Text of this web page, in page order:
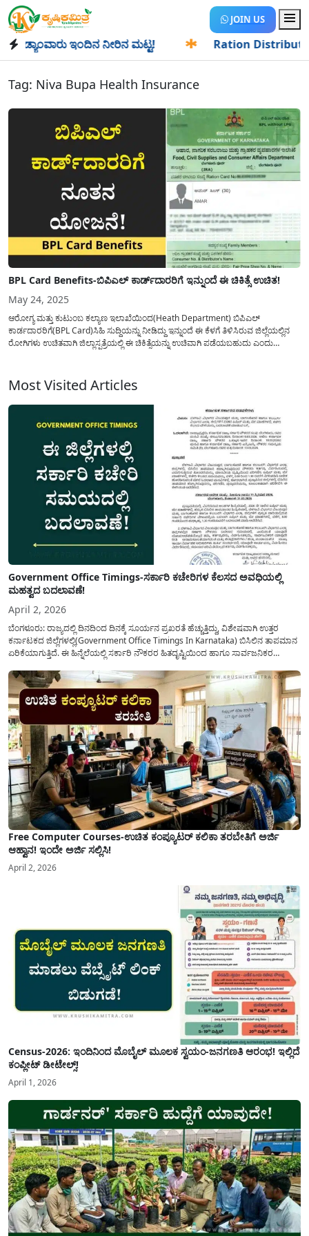
JOIN US
ಇಂದಿನ ನೀರಿನ ಮಟ್ಟ! Ration Distribution-
Tag: Niva Bupa Health Insurance
BPL Card Benefits-ಬಿಪಿಎಲ್‌ ಕಾರ್ಡ್‌ದಾರರಿಗೆ ಇನ್ನುಂದೆ ಈ ಚಿಕಿತ್ಸೆ ಉಚಿತ!
May 24, 2025
ಆರೋಗ್ಯ ಮತ್ತು ಕುಟುಂಬ ಕಲ್ಯಾಣ ಇಲಾಖೆಯಿಂದ(Heath Department) ಬಿಪಿಎಲ್
ಕಾರ್ಡದಾರರಿಗೆ(BPL Card)ಸಿಹಿ ಸುದ್ದಿಯನ್ನು ನೀಡಿದ್ದು ಇನ್ನುಂದೆ ಈ ಕೆಳಗೆ ತಿಳಿಸಿರುವ ಜಿಲ್ಲೆಯಲ್ಲಿನ
ರೋಗಿಗಳು ಉಚಿತವಾಗಿ ಜಿಲ್ಲಾಸ್ಪತ್ರೆಯಲ್ಲಿ ಈ ಚಿಕಿತ್ಸೆಯನ್ನು ಉಚಿವಾಗಿ ಪಡೆಯಬಹುದು ಎಂದು
Most Visited Articles
Government Office Timings-ಸರ್ಕಾರಿ ಕಚೇರಿಗಳ ಕೆಲಸದ ಅವಧಿಯಲ್ಲಿ
ಮಹತ್ವದ ಬದಲಾವಣೆ!
April 2, 2026
ಬೆಂಗಳೂರು: ರಾಜ್ಯದಲ್ಲಿ ದಿನದಿಂದ ದಿನಕ್ಕೆ ಸೂರ್ಯನ ಪ್ರಖರತೆ ಹೆಚ್ಚುತ್ತಿದ್ದು, ವಿಶೇಷವಾಗಿ ಉತ್ತರ
ಕರ್ನಾಟಕದ ಜಿಲ್ಲೆಗಳಲ್ಲಿ(Government Office Timings In Karnataka) ಬಿಸಿಲಿನ ತಾಪಮಾನ
ಏರಿಕೆಯಾಗುತ್ತಿದೆ. ಈ ಹಿನ್ನೆಲೆಯಲ್ಲಿ ಸರ್ಕಾರಿ ನೌಕರರ ಹಿತದೃಷ್ಟಿಯಿಂದ ಹಾಗೂ ಸಾರ್ವಜನಿಕರ
ಮತ್ತು ಕಲ್ಯಾಣ ಕರ್ನಾಟಕದ ಒಟ್ಟು 9 ಜಿಲ್ಲೆಗಳಲ್ಲಿ ಏಪ್ರಿಲ್...
Free Computer Courses-ಉಚಿತ ಕಂಪ್ಯೂಟರ್ ಕಲಿಕಾ ತರಬೇತಿಗೆ ಅರ್ಜಿ
ಆಹ್ವಾನ! ಇಂದೇ ಅರ್ಜಿ ಸಲ್ಲಿಸಿ!
April 2, 2026
Census-2026: ಇಂದಿನಿಂದ ಮೊಬೈಲ್ ಮೂಲಕ ಸ್ವಯಂ-ಜನಗಣತಿ ಆರಂಭ! ಇಲ್ಲಿದೆ
ಕಂಪ್ಲೀಟ್ ಡೀಟೇಲ್ಸ್!
April 1, 2026